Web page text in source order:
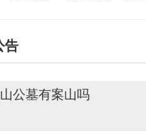
告
公墓有案山吗